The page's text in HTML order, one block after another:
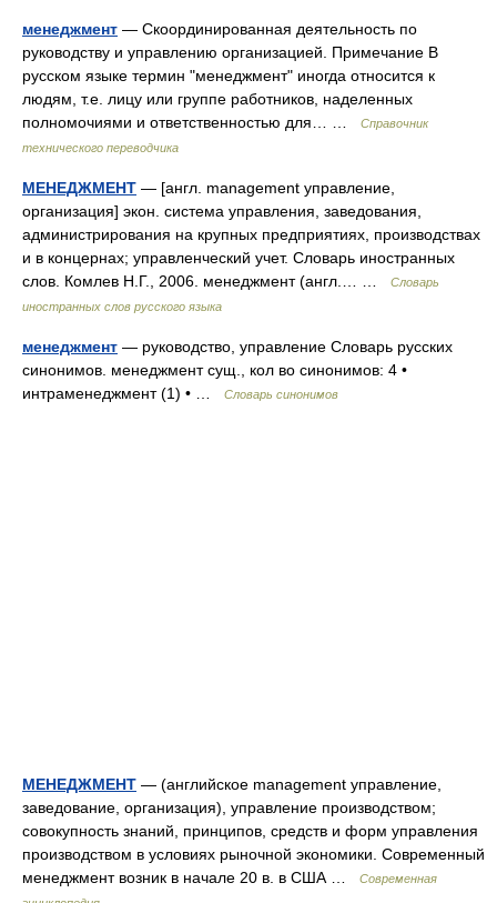
менеджмент — Скоординированная деятельность по
руководству и управлению организацией. Примечание В
русском языке термин "менеджмент" иногда относится к
людям, т.е. лицу или группе работников, наделенных
полномочиями и ответственностью для… …
Справочник
технического переводчика
МЕНЕДЖМЕНТ — [англ. management управление,
организация] экон. система управления, заведования,
администрирования на крупных предприятиях, производствах
и в концернах; управленческий учет. Словарь иностранных
слов. Комлев Н.Г., 2006. менеджмент (англ.… …
Словарь
иностранных слов русского языка
менеджмент — руководство, управление Словарь русских
синонимов. менеджмент сущ., кол во синонимов: 4 •
интраменеджмент (1) • …
Словарь синонимов
МЕНЕДЖМЕНТ — (английское management управление,
заведование, организация), управление производством;
совокупность знаний, принципов, средств и форм управления
производством в условиях рыночной экономики. Современный
менеджмент возник в начале 20 в. в США …
Современная